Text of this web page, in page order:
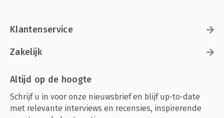
Klantenservice
Zakelijk
Altijd op de hoogte
Schrijf u in voor onze nieuwsbrief en blijf up-to-date
met relevante interviews en recensies, inspirerende